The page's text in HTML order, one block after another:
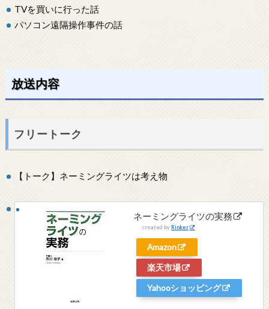
TVを買いに行った話
パソコン遠隔操作事件の話
放送内容
フリートーク
【トーク】ネーミングライツは考え物
ネーミングライツの実務
created by Rinker
Amazon
楽天市場
Yahooショッピング